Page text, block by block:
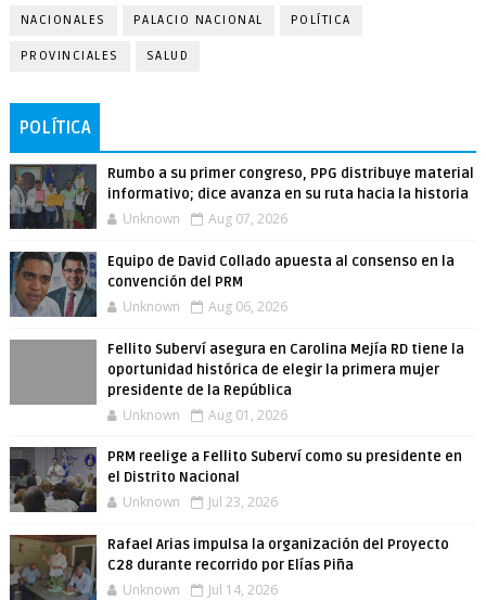
NACIONALES PALACIO NACIONAL POLÍTICA
PROVINCIALES SALUD
POLÍTICA
Rumbo a su primer congreso, PPG distribuye material
informativo; dice avanza en su ruta hacia la historia
Unknown Aug 07, 2026
Equipo de David Collado apuesta al consenso en la
convención del PRM
Unknown Aug 06, 2026
Fellito Suberví asegura en Carolina Mejía RD tiene la
oportunidad histórica de elegir la primera mujer
presidente de la República
Unknown Aug 01, 2026
PRM reelige a Fellito Suberví como su presidente en
el Distrito Nacional
Unknown Jul 23, 2026
Rafael Arias impulsa la organización del Proyecto
C28 durante recorrido por Elías Piña
Unknown Jul 14, 2026